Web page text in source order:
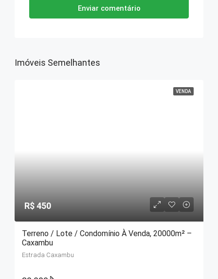
Enviar comentário
Imóveis Semelhantes
VENDA
R$ 450
Terreno / Lote / Condomínio À Venda, 20000m² –
Caxambu
Estrada Caxambu